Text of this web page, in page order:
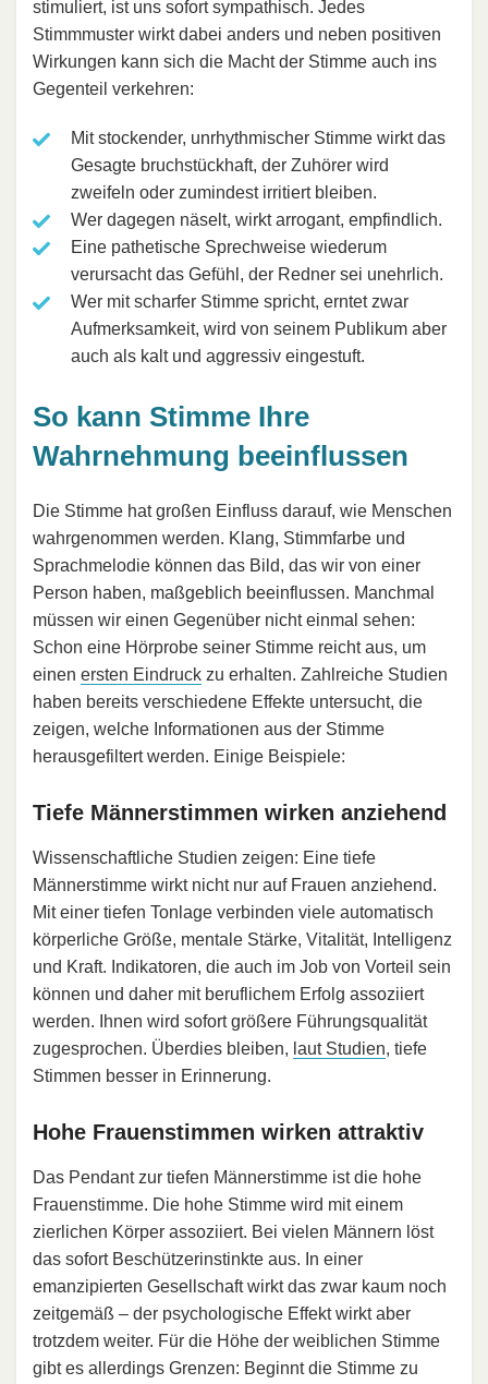
stimuliert, ist uns sofort sympathisch. Jedes
Stimmmuster wirkt dabei anders und neben positiven
Wirkungen kann sich die Macht der Stimme auch ins
Gegenteil verkehren:
Mit stockender, unrhythmischer Stimme wirkt das
Gesagte bruchstückhaft, der Zuhörer wird
zweifeln oder zumindest irritiert bleiben.
Wer dagegen näselt, wirkt arrogant, empfindlich.
Eine pathetische Sprechweise wiederum
verursacht das Gefühl, der Redner sei unehrlich.
Wer mit scharfer Stimme spricht, erntet zwar
Aufmerksamkeit, wird von seinem Publikum aber
auch als kalt und aggressiv eingestuft.
So kann Stimme Ihre
Wahrnehmung beeinflussen
Die Stimme hat großen Einfluss darauf, wie Menschen
wahrgenommen werden. Klang, Stimmfarbe und
Sprachmelodie können das Bild, das wir von einer
Person haben, maßgeblich beeinflussen. Manchmal
müssen wir einen Gegenüber nicht einmal sehen:
Schon eine Hörprobe seiner Stimme reicht aus, um
einen ersten Eindruck zu erhalten. Zahlreiche Studien
haben bereits verschiedene Effekte untersucht, die
zeigen, welche Informationen aus der Stimme
herausgefiltert werden. Einige Beispiele:
Tiefe Männerstimmen wirken anziehend
Wissenschaftliche Studien zeigen: Eine tiefe
Männerstimme wirkt nicht nur auf Frauen anziehend.
Mit einer tiefen Tonlage verbinden viele automatisch
körperliche Größe, mentale Stärke, Vitalität, Intelligenz
und Kraft. Indikatoren, die auch im Job von Vorteil sein
können und daher mit beruflichem Erfolg assoziiert
werden. Ihnen wird sofort größere Führungsqualität
zugesprochen. Überdies bleiben, laut Studien, tiefe
Stimmen besser in Erinnerung.
Hohe Frauenstimmen wirken attraktiv
Das Pendant zur tiefen Männerstimme ist die hohe
Frauenstimme. Die hohe Stimme wird mit einem
zierlichen Körper assoziiert. Bei vielen Männern löst
das sofort Beschützerinstinkte aus. In einer
emanzipierten Gesellschaft wirkt das zwar kaum noch
zeitgemäß – der psychologische Effekt wirkt aber
trotzdem weiter. Für die Höhe der weiblichen Stimme
gibt es allerdings Grenzen: Beginnt die Stimme zu